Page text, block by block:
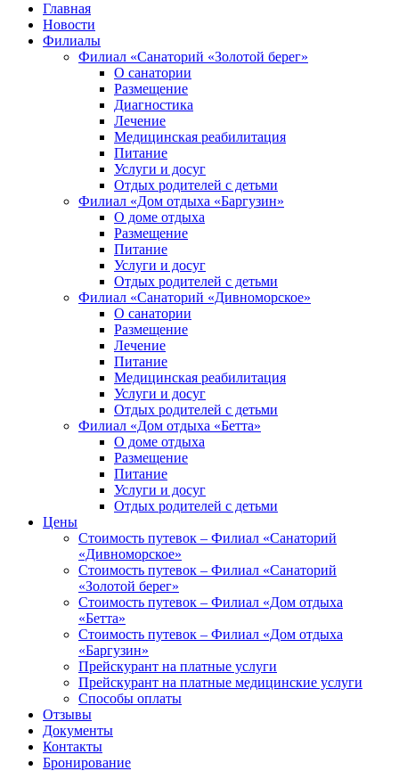
Главная
Новости
Филиалы
Филиал «Санаторий «Золотой берег»
О санатории
Размещение
Диагностика
Лечение
Медицинская реабилитация
Питание
Услуги и досуг
Отдых родителей с детьми
Филиал «Дом отдыха «Баргузин»
О доме отдыха
Размещение
Питание
Услуги и досуг
Отдых родителей с детьми
Филиал «Санаторий «Дивноморское»
О санатории
Размещение
Лечение
Питание
Медицинская реабилитация
Услуги и досуг
Отдых родителей с детьми
Филиал «Дом отдыха «Бетта»
О доме отдыха
Размещение
Питание
Услуги и досуг
Отдых родителей с детьми
Цены
Стоимость путевок – Филиал «Санаторий
«Дивноморское»
Стоимость путевок – Филиал «Санаторий
«Золотой берег»
Стоимость путевок – Филиал «Дом отдыха
«Бетта»
Стоимость путевок – Филиал «Дом отдыха
«Баргузин»
Прейскурант на платные услуги
Прейскурант на платные медицинские услуги
Способы оплаты
Отзывы
Документы
Контакты
Бронирование